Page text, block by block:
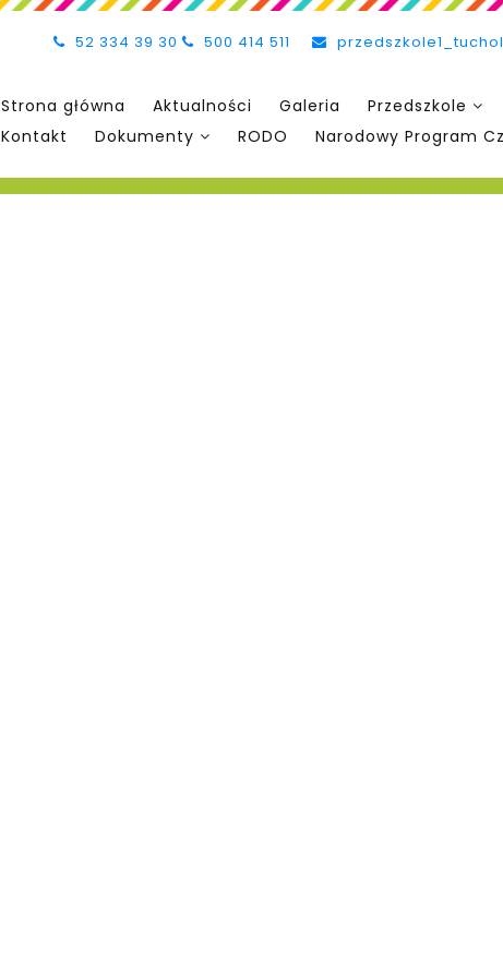
52 334 39 30 500 414 511
Strona główna Aktualności Galeria Przedszkole
Kontakt
Dokumenty RODO Narodowy Program